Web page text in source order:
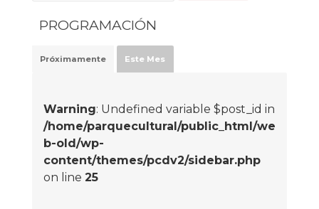
PROGRAMACIÓN
Próximamente Este Mes
Warning: Undefined variable $post_id in
/home/parquecultural/public_html/we
b-old/wp-
content/themes/pcdv2/sidebar.php
on line 25